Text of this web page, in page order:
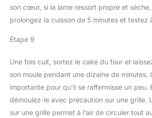
son cœur, si la lame ressort propre et sèche,
prolongez la cuisson de 5 minutes et testez
Étape 9
Une fois cuit, sortez le cake du four et
son moule pendant une dizaine de minutes.
importante pour qu’il se raffermisse un peu.
démoulez-le avec précaution sur une grille.
sur une grille permet à l’air de circuler tout